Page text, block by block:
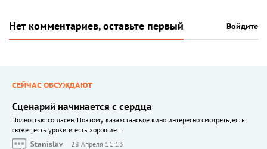
Нет комментариев, оставьте первый Войдите
СЕЙЧАС ОБСУЖДАЮТ
Сценарий начинается с сердца
Полностью согласен. Поэтому казахстанское кино интересно смотреть, есть
сюжет, есть уроки и есть хорошие...
Stanislav
28 Апреля 11:13